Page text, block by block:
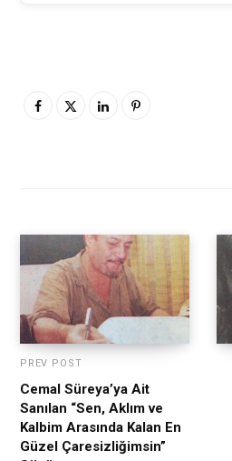
PREV POST
Cemal Süreya’ya Ait
Sanılan “Sen, Aklım ve
Kalbim Arasında Kalan En
Güzel Çaresizliğimsin”